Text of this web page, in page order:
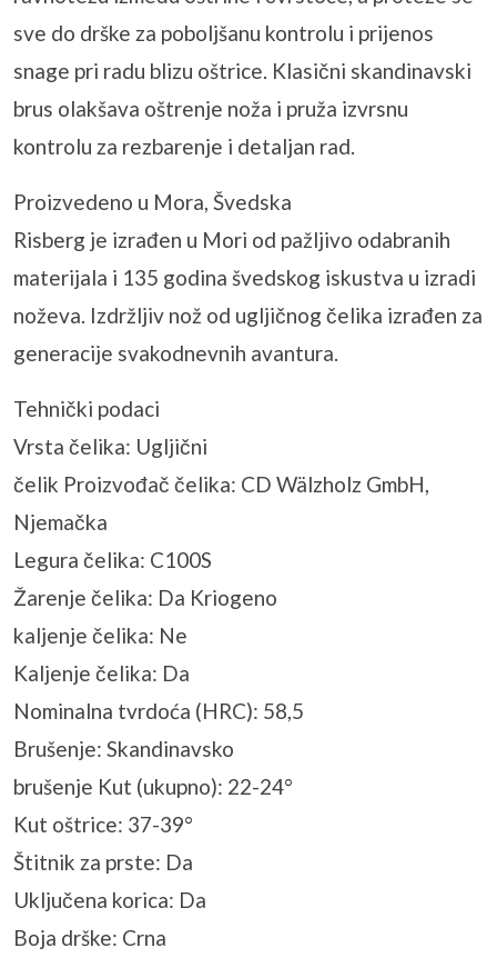
sve do drške za poboljšanu kontrolu i prijenos
snage pri radu blizu oštrice. Klasični skandinavski
brus olakšava oštrenje noža i pruža izvrsnu
kontrolu za rezbarenje i detaljan rad.
Proizvedeno u Mora, Švedska
Risberg je izrađen u Mori od pažljivo odabranih
materijala i 135 godina švedskog iskustva u izradi
noževa. Izdržljiv nož od ugljičnog čelika izrađen za
generacije svakodnevnih avantura.
Tehnički podaci
Vrsta čelika: Ugljični
čelik Proizvođač čelika: CD Wälzholz GmbH,
Njemačka
Legura čelika: C100S
Žarenje čelika: Da Kriogeno
kaljenje čelika: Ne
Kaljenje čelika: Da
Nominalna tvrdoća (HRC): 58,5
Brušenje: Skandinavsko
brušenje Kut (ukupno): 22-24°
Kut oštrice: 37-39°
Štitnik za prste: Da
Uključena korica: Da
Boja drške: Crna